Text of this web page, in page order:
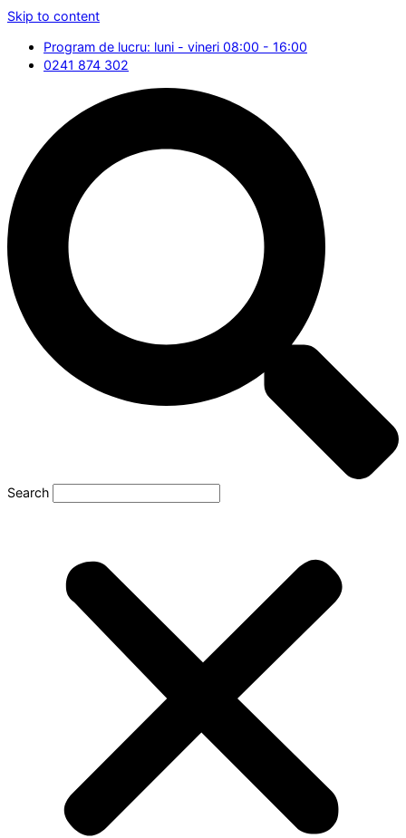
Skip to content
Program de lucru: luni - vineri 08:00 - 16:00
0241 874 302
Search